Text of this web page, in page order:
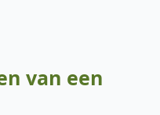
van een